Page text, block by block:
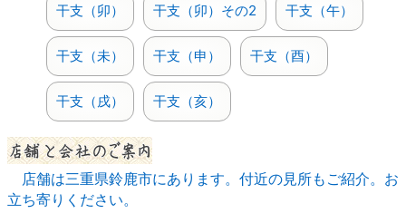
干支（卯） 干支（卯）その2 干支（午）
干支（未） 干支（申） 干支（酉）
干支（戌） 干支（亥）
店舗は三重県鈴鹿市にあります。付近の見所もご紹介。お
立ち寄りください。